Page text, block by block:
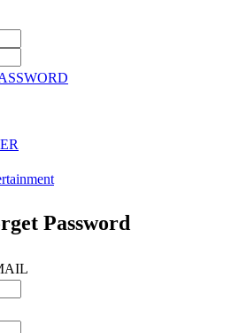
Password